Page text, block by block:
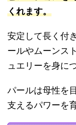
くれます。
安定して長く付
ールやムーンス
ュエリーを身に
パールは母性を
支えるパワーを